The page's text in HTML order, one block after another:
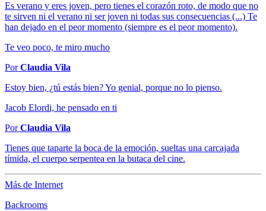
Es verano y eres joven, pero tienes el corazón roto, de modo que no
te sirven ni el verano ni ser joven ni todas sus consecuencias (...) Te
han dejado en el peor momento (siempre es el peor momento).
Te veo poco, te miro mucho
PorClaudia Vila
Estoy bien, ¿tú estás bien? Yo genial, porque no lo pienso.
Jacob Elordi, he pensado en ti
PorClaudia Vila
Tienes que taparte la boca de la emoción, sueltas una carcajada
tímida, el cuerpo serpentea en la butaca del cine.
Más de Internet
Backrooms